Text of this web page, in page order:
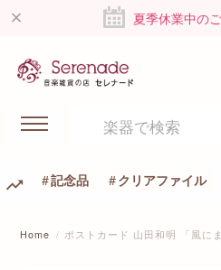
夏季休業中の
記念品 クリアファイル
Home ポストカード 山田和明 「風に